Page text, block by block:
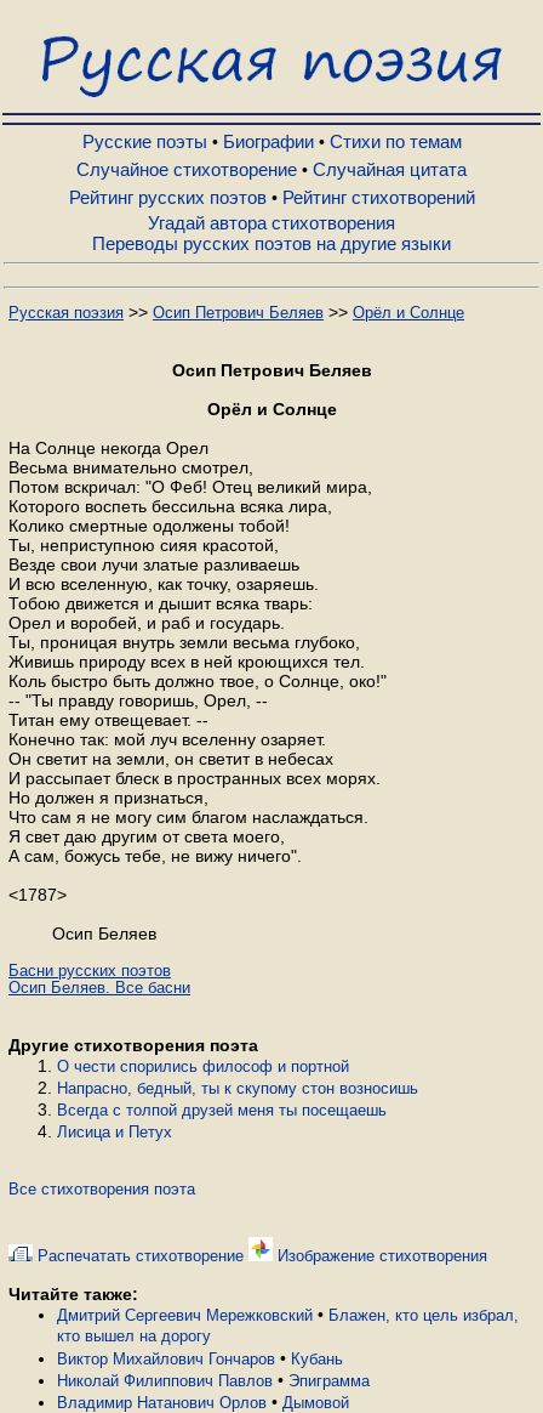
Русские поэты
Биографии
Стихи по темам
Случайное стихотворение
Рейтинг русских поэтов
Рейтинг стихотворений
Русские поэты • Биографии• Стихи по темам
Случайное стихотворение • Случайная цитата
Рейтинг русских поэтов• Рейтинг стихотворений
Угадай автора стихотворения
Переводы русских поэтов на другие языки
Русская поэзия >> Осип Петрович Беляев >> Орёл и Солнце
Осип Петрович Беляев
Орёл и Солнце
На Солнце некогда Орел
Весьма внимательно смотрел,
Потом вскричал: "О Феб! Отец великий мира,
Которого воспеть бессильна всяка лира,
Колико смертные одолжены тобой!
Ты, неприступною сияя красотой,
Везде свои лучи златые разливаешь
И всю вселенную, как точку, озаряешь.
Тобою движется и дышит всяка тварь:
Орел и воробей, и раб и государь.
Ты, проницая внутрь земли весьма глубоко,
Живишь природу всех в ней кроющихся тел.
Коль быстро быть должно твое, о Солнце, око!"
-- "Ты правду говоришь, Орел, --
Титан ему отвещевает. --
Конечно так: мой луч вселенну озаряет.
Он светит на земли, он светит в небесах
И рассыпает блеск в пространных всех морях.
Но должен я признаться,
Что сам я не могу сим благом наслаждаться.
Я свет даю другим от света моего,
А сам, божусь тебе, не вижу ничего".
<1787>
Осип Беляев
Басни русских поэтов
Осип Беляев. Все басни
Другие стихотворения поэта
О чести спорились философ и портной
Напрасно, бедный, ты к скупому стон возносишь
Всегда с толпой друзей меня ты посещаешь
Лисица и Петух
Все стихотворения поэта
Распечатать стихотворение Изображение стихотворения
Читайте также:
Дмитрий Сергеевич Мережковский • Блажен, кто цель избрал,
кто вышел на дорогу
Виктор Михайлович Гончаров • Кубань
Николай Филиппович Павлов • Эпиграмма
Владимир Натанович Орлов • Дымовой